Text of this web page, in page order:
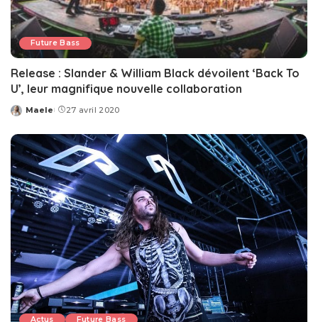
Future Bass
Release : Slander & William Black dévoilent ‘Back To
U’, leur magnifique nouvelle collaboration
Posted
Maele 27 avril 2020
Actus Future Bass